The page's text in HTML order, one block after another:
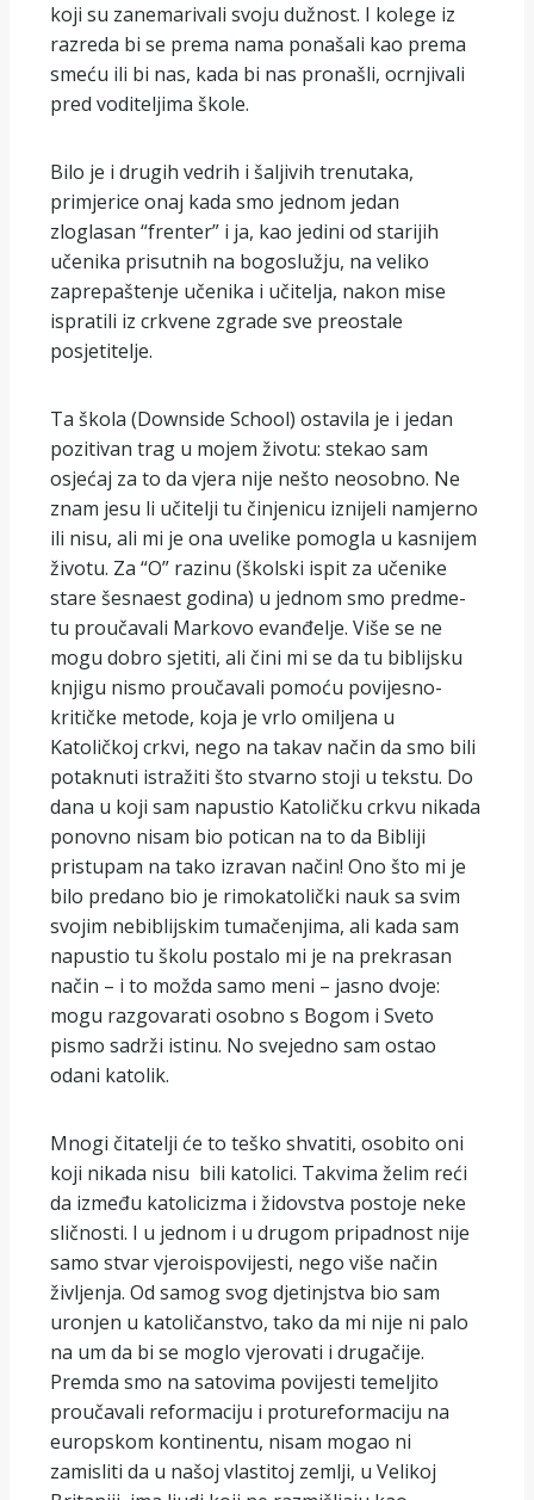
koji su zanemarivali svoju dužnost. I kolege iz
razreda bi se prema nama ponašali kao prema
smeću ili bi nas, kada bi nas pronašli, ocrnjivali
pred voditeljima škole.
Bilo je i drugih vedrih i šaljivih trenutaka,
primjerice onaj kada smo jednom jedan
zloglasan “frenter” i ja, kao jedini od starijih
učenika prisutnih na bogoslužju, na veliko
zaprepaštenje učenika i učitelja, nakon mise
ispratili iz crkvene zgrade sve preostale
posjetitelje.
Ta škola (Downside School) ostavila je i jedan
pozitivan trag u mojem životu: stekao sam
osjećaj za to da vjera nije nešto neosobno. Ne
znam jesu li učitelji tu činjenicu iznijeli namjerno
ili nisu, ali mi je ona uvelike pomogla u kasnijem
životu. Za “O” razinu (školski ispit za učenike
stare šesnaest godina) u jednom smo predme-
tu proučavali Markovo evanđelje. Više se ne
mogu dobro sjetiti, ali čini mi se da tu biblijsku
knjigu nismo proučavali pomoću povijesno-
kritičke metode, koja je vrlo omiljena u
Katoličkoj crkvi, nego na takav način da smo bili
potaknuti istražiti što stvarno stoji u tekstu. Do
dana u koji sam napustio Katoličku crkvu nikada
ponovno nisam bio potican na to da Bibliji
pristupam na tako izravan način! Ono što mi je
bilo predano bio je rimokatolički nauk sa svim
svojim nebiblijskim tumačenjima, ali kada sam
napustio tu školu postalo mi je na prekrasan
način – i to možda samo meni – jasno dvoje:
mogu razgovarati osobno s Bogom i Sveto
pismo sadrži istinu. No svejedno sam ostao
odani katolik.
Mnogi čitatelji će to teško shvatiti, osobito oni
koji nikada nisu bili katolici. Takvima želim reći
da između katolicizma i židovstva postoje neke
sličnosti. I u jednom i u drugom pripadnost nije
samo stvar vjeroispovijesti, nego više način
življenja. Od samog svog djetinjstva bio sam
uronjen u katoličanstvo, tako da mi nije ni palo
na um da bi se moglo vjerovati i drugačije.
Premda smo na satovima povijesti temeljito
proučavali reformaciju i protureformaciju na
europskom kontinentu, nisam mogao ni
zamisliti da u našoj vlastitoj zemlji, u Velikoj